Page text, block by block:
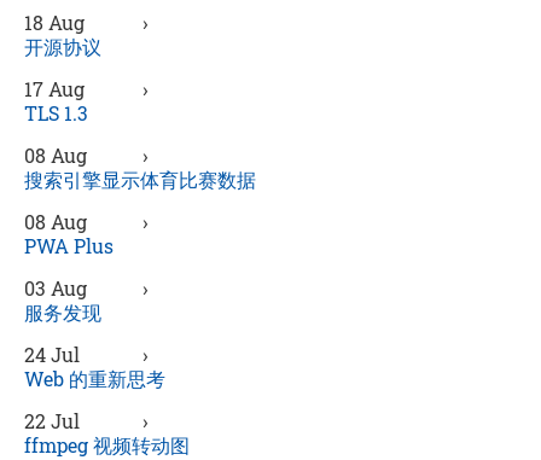
18 Aug
›
开源协议
17 Aug
›
TLS 1.3
08 Aug
›
搜索引擎显示体育比赛数据
08 Aug
›
PWA Plus
03 Aug
›
服务发现
24 Jul
›
Web 的重新思考
22 Jul
›
ffmpeg 视频转动图